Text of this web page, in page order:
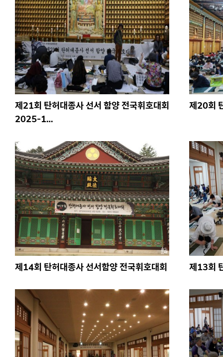
제21회 탄허대종사 선서 함양 전국휘호대회
2025-1…
제20회
제14회 탄허대종사 선서함양 전국휘호대회 제13회